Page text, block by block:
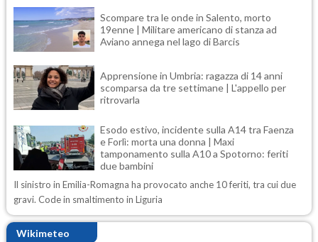
Scompare tra le onde in Salento, morto
19enne | Militare americano di stanza ad
Aviano annega nel lago di Barcis
Apprensione in Umbria: ragazza di 14 anni
scomparsa da tre settimane | L'appello per
ritrovarla
Esodo estivo, incidente sulla A14 tra Faenza
e Forlì: morta una donna | Maxi
tamponamento sulla A10 a Spotorno: feriti
due bambini
Il sinistro in Emilia-Romagna ha provocato anche 10 feriti, tra cui due
gravi. Code in smaltimento in Liguria
Wikimeteo